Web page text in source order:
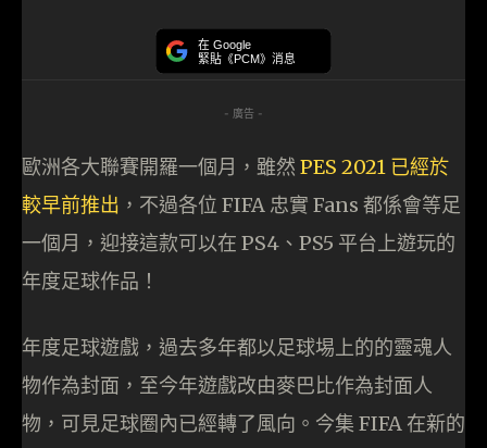
在 Google
緊貼《PCM》消息
- 廣告 -
歐洲各大聯賽開羅一個月，雖然 PES 2021 已經於
較早前推出 ，不過各位 FIFA 忠實 Fans 都係會等足
一個月，迎接這款可以在 PS4、PS5 平台上遊玩的
年度足球作品！
年度足球遊戲，過去多年都以足球埸上的的靈魂人
物作為封面，至今年遊戲改由麥巴比作為封面人
物，可見足球圈內已經轉了風向。今集 FIFA 在新的